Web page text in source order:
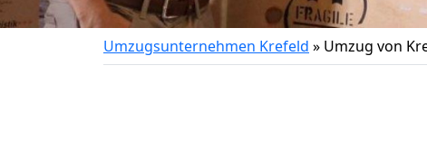
Umzugsunternehmen Krefeld » Umzug von